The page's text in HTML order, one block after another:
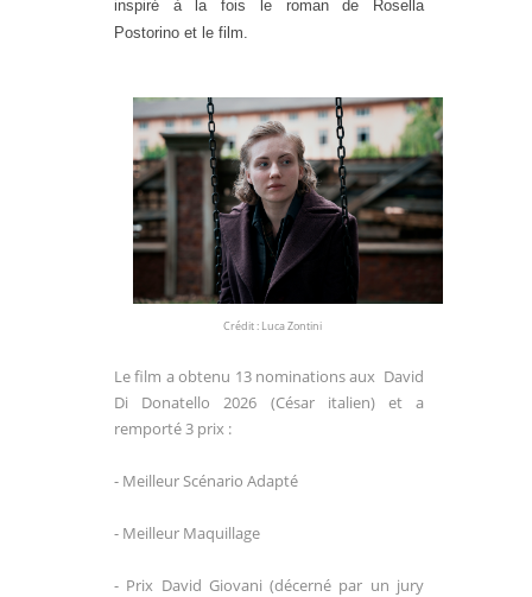
inspiré à la fois le roman de Rosella
Postorino et le film.
Crédit : Luca Zontini
Le film a obtenu 13 nominations aux David
Di Donatello 2026 (César italien) et a
remporté 3 prix :
- Meilleur Scénario Adapté
- Meilleur Maquillage
- Prix David Giovani(décerné par un jury